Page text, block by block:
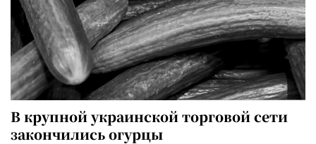
В крупной украинской торговой сети
закончились огурцы